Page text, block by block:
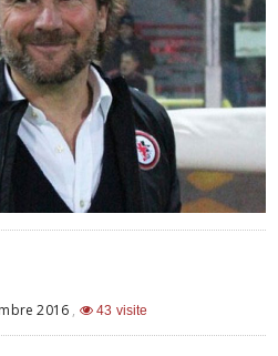
2016 , 43 visite